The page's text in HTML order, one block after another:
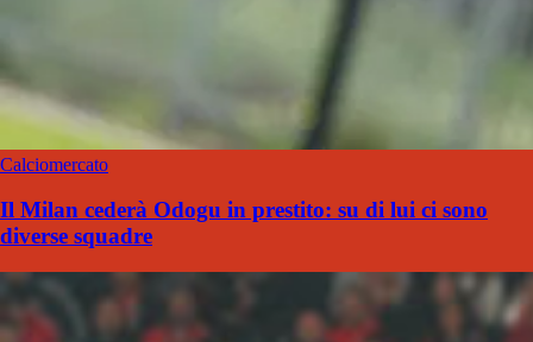
Calciomercato
Il Milan cederà Odogu in prestito: su di lui ci sono
diverse squadre